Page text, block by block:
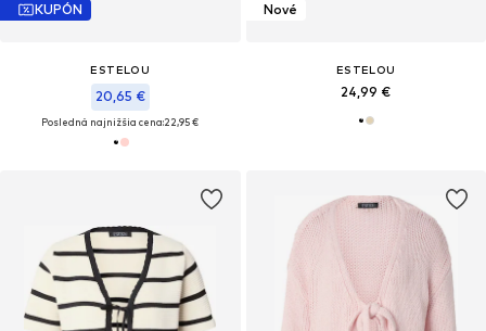
KUPÓN
ESTELOU
20,65 €
Posledná najnižšia cena:22,95 €
Nové
ESTELOU
24,99 €